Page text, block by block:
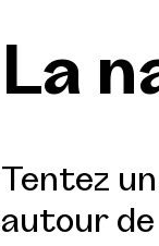
La
Tentez
autour